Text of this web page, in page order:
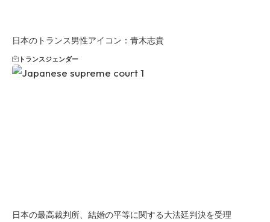
日本のトランス男性アイコン：青木志貴
トランスジェンダー
日本の最高裁判所、結婚の平等に関する大法廷判決を受理